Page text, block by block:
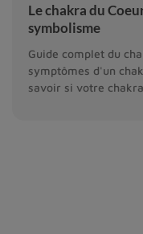
Le chakra du
symbolisme
Guide complet du
symptômes d'un
savoir si votre